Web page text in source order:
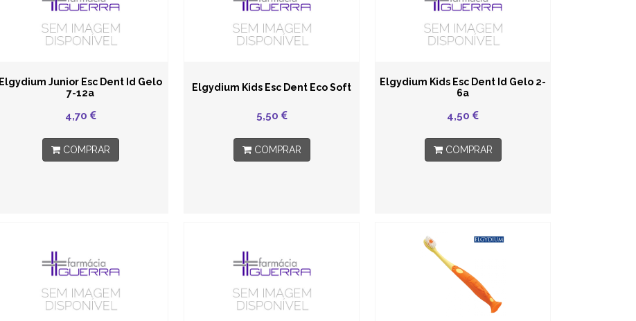
Elgydium Junior Esc Dent Id Gelo
7-12a
4,70
COMPRAR
Elgydium Kids Esc Dent Eco Soft
5,50
COMPRAR
Elgydium Kids Esc Dent Id Gelo 2-
6a
4,50
COMPRAR